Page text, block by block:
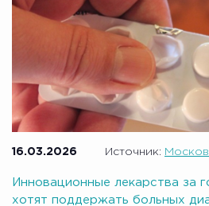
16.03.2026 Источник:
Инновационные лекарства за
хотят поддержать больных